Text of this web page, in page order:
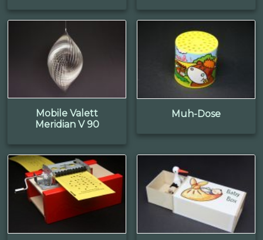
Mobile Valett
Meridian V 90
Muh-Dose